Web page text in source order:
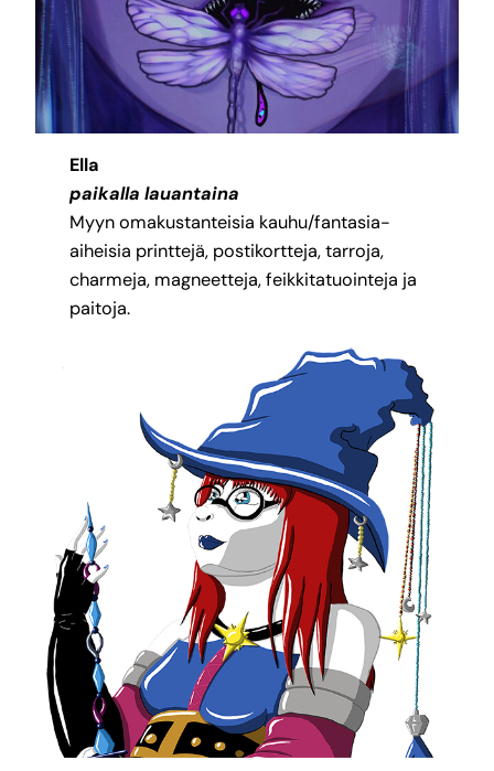
Ella
paikalla lauantaina
Myyn omakustanteisia kauhu/fantasia-
aiheisia printtejä, postikortteja, tarroja,
charmeja, magneetteja, feikkitatuointeja ja
paitoja.